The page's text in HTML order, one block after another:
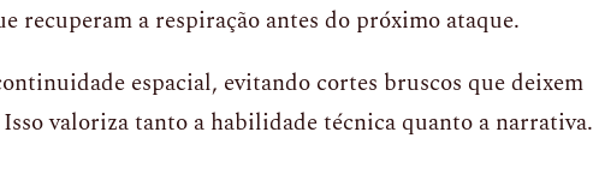
recuperam a respiração antes do próximo ataque.
espacial, evitando cortes bruscos que deixem
valoriza tanto a habilidade técnica quanto a narrativa.